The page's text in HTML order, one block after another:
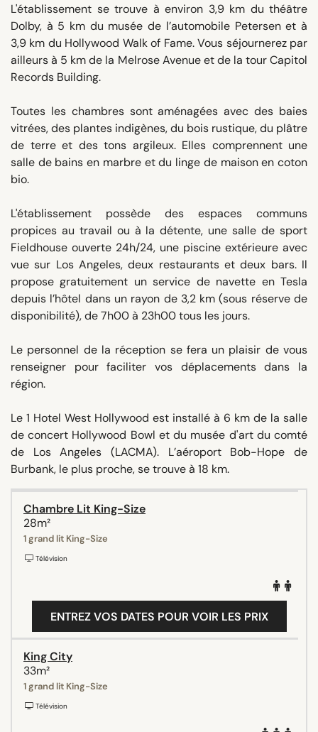
L'établissement se trouve à environ 3,9 km du théâtre
Dolby, à 5 km du musée de l’automobile Petersen et à
3,9 km du Hollywood Walk of Fame. Vous séjournerez par
ailleurs à 5 km de la Melrose Avenue et de la tour Capitol
Records Building.
Toutes les chambres sont aménagées avec des baies
vitrées, des plantes indigènes, du bois rustique, du plâtre
de terre et des tons argileux. Elles comprennent une
salle de bains en marbre et du linge de maison en coton
bio.
L'établissement possède des espaces communs
propices au travail ou à la détente, une salle de sport
Fieldhouse ouverte 24h/24, une piscine extérieure avec
vue sur Los Angeles, deux restaurants et deux bars. Il
propose gratuitement un service de navette en Tesla
depuis l’hôtel dans un rayon de 3,2 km (sous réserve de
disponibilité), de 7h00 à 23h00 tous les jours.
Le personnel de la réception se fera un plaisir de vous
renseigner pour faciliter vos déplacements dans la
région.
Le 1 Hotel West Hollywood est installé à 6 km de la salle
de concert Hollywood Bowl et du musée d'art du comté
de Los Angeles (LACMA). L’aéroport Bob-Hope de
Burbank, le plus proche, se trouve à 18 km.
Chambre Lit King-Size
28m²
1 grand lit King-Size
Télévision
ENTREZ VOS DATES POUR VOIR LES PRIX
King City
33m²
1 grand lit King-Size
Télévision